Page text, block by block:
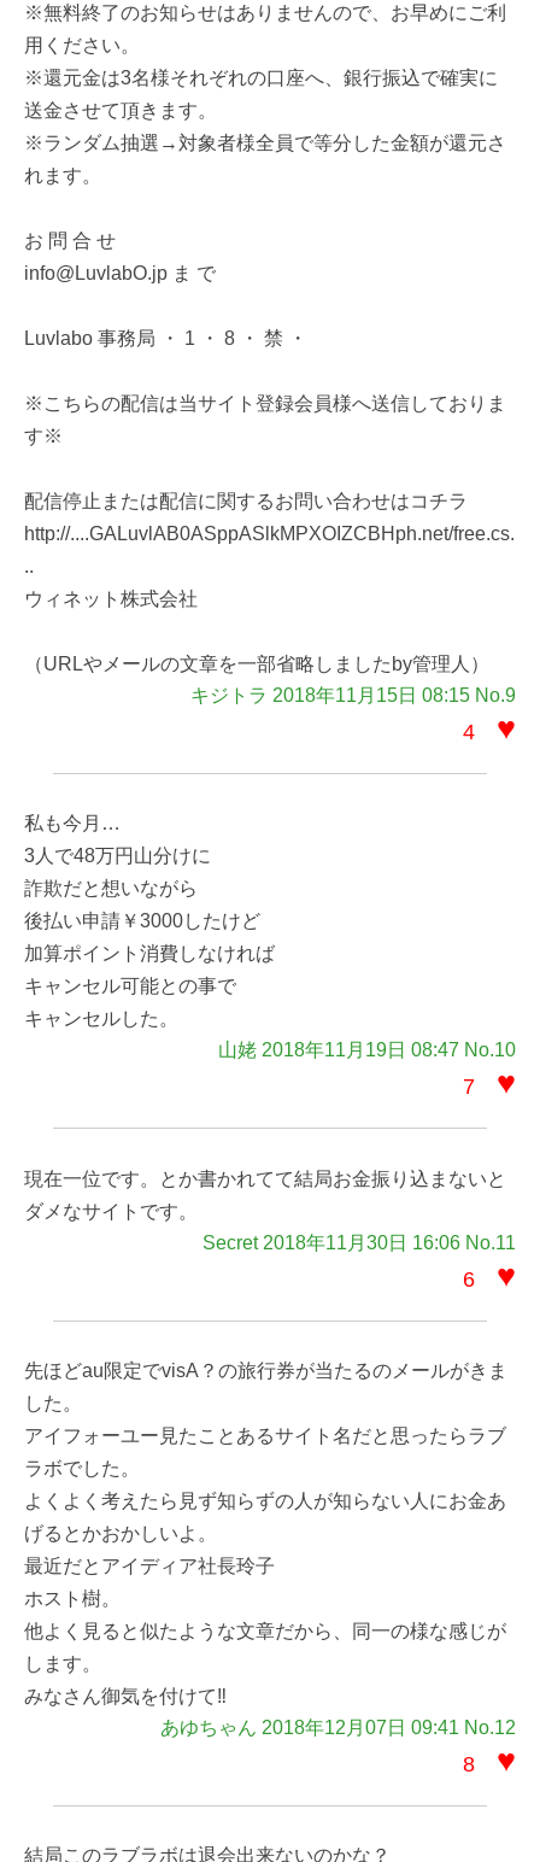
※無料終了のお知らせはありませんので、お早めにご利
用ください。
※還元金は3名様それぞれの口座へ、銀行振込で確実に
送金させて頂きます。
※ランダム抽選→対象者様全員で等分した金額が還元さ
れます。
お 問 合 せ
info@LuvlabO.jp ま で
Luvlabo 事務局 ・ 1 ・ 8 ・ 禁 ・
※こちらの配信は当サイト登録会員様へ送信しておりま
す※
配信停止または配信に関するお問い合わせはコチラ
http://....GALuvlAB0ASppASlkMPXOIZCBHph.net/free.cs.
..
ウィネット株式会社
（URLやメールの文章を一部省略しましたby管理人）
キジトラ 2018年11月15日 08:15 No.9
4 ♥
私も今月…
3人で48万円山分けに
詐欺だと想いながら
後払い申請￥3000したけど
加算ポイント消費しなければ
キャンセル可能との事で
キャンセルした。
山姥 2018年11月19日 08:47 No.10
7 ♥
現在一位です。とか書かれてて結局お金振り込まないと
ダメなサイトです。
Secret 2018年11月30日 16:06 No.11
6 ♥
先ほどau限定でvisA？の旅行券が当たるのメールがきま
した。
アイフォーユー見たことあるサイト名だと思ったらラブ
ラボでした。
よくよく考えたら見ず知らずの人が知らない人にお金あ
げるとかおかしいよ。
最近だとアイディア社長玲子
ホスト樹。
他よく見ると似たような文章だから、同一の様な感じが
します。
みなさん御気を付けて‼️
あゆちゃん 2018年12月07日 09:41 No.12
8 ♥
結局このラブラボは退会出来ないのかな？